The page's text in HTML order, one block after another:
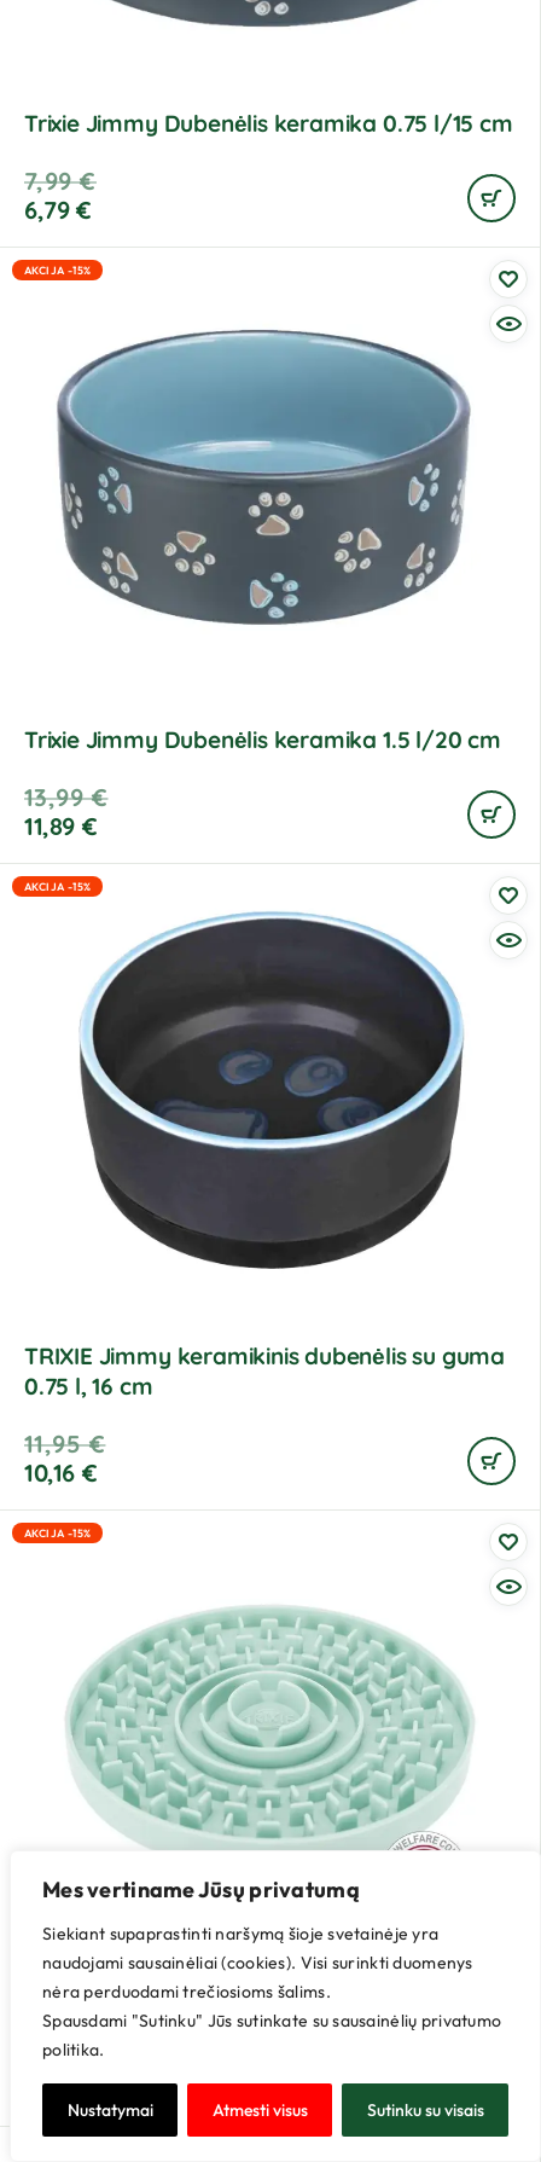
Mes vertiname Jūsų privatumą
Siekiant supaprastinti naršymą šioje svetainėje yra
naudojami sausainėliai (cookies). Visi surinkti duomenys
nėra perduodami trečiosioms šalims.
Spausdami "Sutinku" Jūs sutinkate su sausainėlių privatumo
politika.
Nustatymai Atmesti visus Sutinku su visais
Trixie Jimmy Dubenėlis keramika 0.75 l/15 cm
7,99€
6,79 €
AKCIJA -15%
Trixie Jimmy Dubenėlis keramika 1.5 l/20 cm
13,99€
11,89 €
AKCIJA -15%
TRIXIE Jimmy keramikinis dubenėlis su guma
0.75 l, 16 cm
11,95€
10,16 €
AKCIJA -15%
TRIXIE Junior laižymo lėkštė 15 cm
3,99€
3,39€